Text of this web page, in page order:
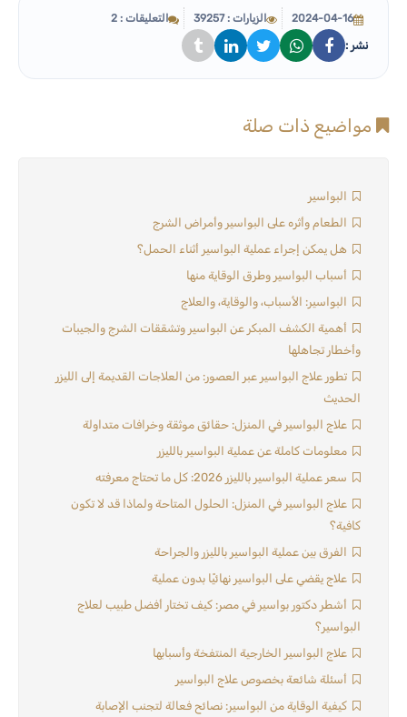
2024-04-16 الزيارات : 39257 التعليقات : 2
نشر :
مواضيع ذات صلة
البواسير
الطعام وأثره على البواسير وأمراض الشرج
هل يمكن إجراء عملية البواسير أثناء الحمل؟
أسباب البواسير وطرق الوقایة منها
البواسير: الأسباب، والوقاية، والعلاج
أهمية الكشف المبكر عن البواسير وتشققات الشرج والجيبات
وأخطار تجاهلها
تطور علاج البواسير عبر العصور: من العلاجات القديمة إلى الليزر
الحديث
علاج البواسير في المنزل: حقائق موثقة وخرافات متداولة
معلومات كاملة عن عملية البواسير بالليزر
سعر عملية البواسير بالليزر 2026: كل ما تحتاج معرفته
علاج البواسير في المنزل: الحلول المتاحة ولماذا قد لا تكون
كافية؟
الفرق بين عملية البواسير بالليزر والجراحة
علاج يقضي على البواسير نهائيًا بدون عملية
أشطر دكتور بواسير في مصر: كيف تختار أفضل طبيب لعلاج
البواسير؟
علاج البواسير الخارجية المنتفخة وأسبابها
أسئلة شائعة بخصوص علاج البواسير
كيفية الوقاية من البواسير: نصائح فعالة لتجنب الإصابة